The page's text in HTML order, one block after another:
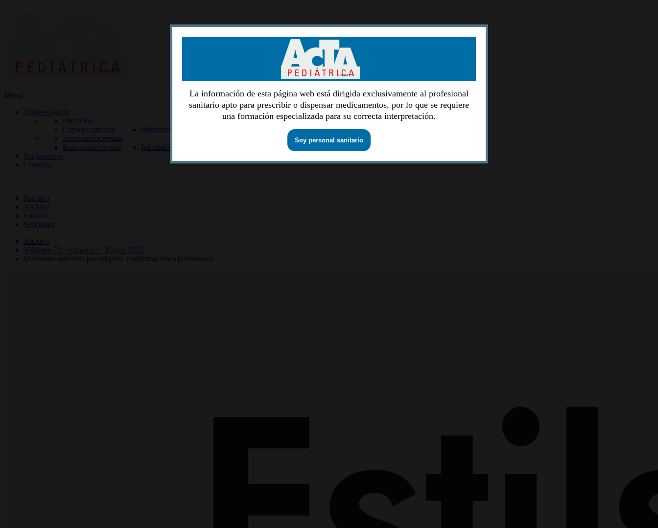
Menu
Quiénes somos
Dirección
Consejo editorial
Información lectores
Información revista
Suscripción revista
Información autores
Suplementos
Contacto
Sumario
Archivo
Enlaces
Secciones
Archivo
Volumen 71 - Número 3 - Marzo 2013
Mostrando artículos por etiqueta: malformaciones pulmonares
La información de esta página web está dirigida exclusivamente al profesional
sanitario apto para prescribir o dispensar medicamentos, por lo que se requiere
una formación especializada para su correcta interpretación.
Soy personal sanitario